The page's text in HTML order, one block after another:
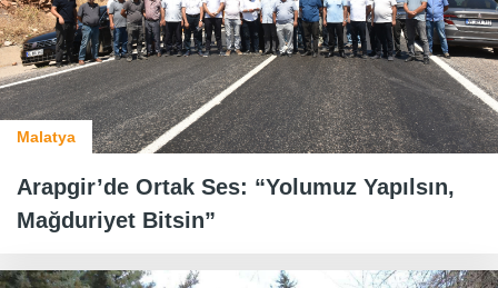
Malatya
Arapgir’de Ortak Ses: “Yolumuz Yapılsın,
Mağduriyet Bitsin”